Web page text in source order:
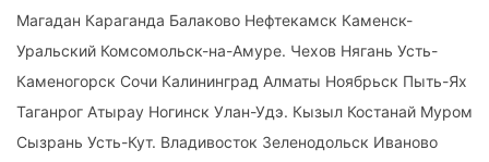
Магадан Караганда Балаково Нефтекамск Каменск-
Уральский Комсомольск-на-Амуре. Чехов Нягань Усть-
Каменогорск Сочи Калининград Алматы Ноябрьск Пыть-Ях
Таганрог Атырау Ногинск Улан-Удэ. Кызыл Костанай Муром
Сызрань Усть-Кут. Владивосток Зеленодольск Иваново